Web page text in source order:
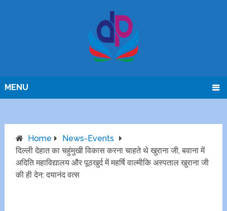
MENU
Home
News-Events
दिल्ली देहात का चहुंमुखी विकास करना चाहते थे खुराना जी, बवाना में
अदिति महाविद्यालय और पूठखुर्द में महर्षि वाल्मीकि अस्पताल खुराना जी
की ही देन: दयानंद वत्स